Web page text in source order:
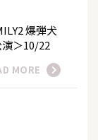
爆弾犬
＞10/22
MORE